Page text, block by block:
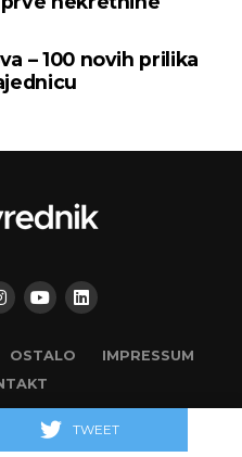
TWEET
– 100 novih prilika
OSTALO
Developed by